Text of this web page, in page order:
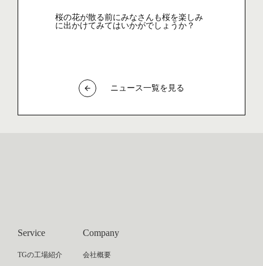
桜の花が散る前にみなさんも桜を楽しみ
に出かけてみてはいかがでしょうか？
arrow_back ニュース一覧を見る
Service
TGの工場紹介
Company
会社概要